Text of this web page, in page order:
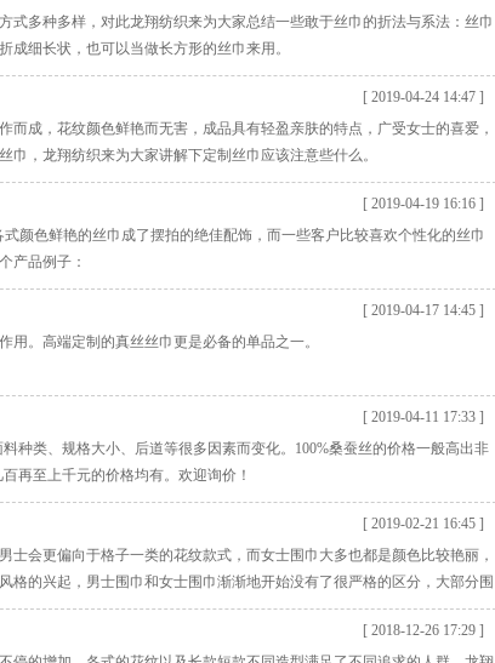
式多种多样，对此龙翔纺织来为大家总结一些敢于丝巾的折法与系法：丝巾
细长状，也可以当做长方形的丝巾来用。
[ 2019-04-24 14:47 ]
成，花纹颜色鲜艳而无害，成品具有轻盈亲肤的特点，广受女士的喜爱，
，龙翔纺织来为大家讲解下定制丝巾应该注意些什么。
[ 2019-04-19 16:16 ]
颜色鲜艳的丝巾成了摆拍的绝佳配饰，而一些客户比较喜欢个性化的丝巾
产品例子：
[ 2019-04-17 14:45 ]
。高端定制的真丝丝巾更是必备的单品之一。
[ 2019-04-11 17:33 ]
种类、规格大小、后道等很多因素而变化。100%桑蚕丝的价格一般高出非
再至上千元的价格均有。欢迎询价！
[ 2019-02-21 16:45 ]
会更偏向于格子一类的花纹款式，而女士围巾大多也都是颜色比较艳丽，
格的兴起，男士围巾和女士围巾渐渐地开始没有了很严格的区分，大部分围
[ 2018-12-26 17:29 ]